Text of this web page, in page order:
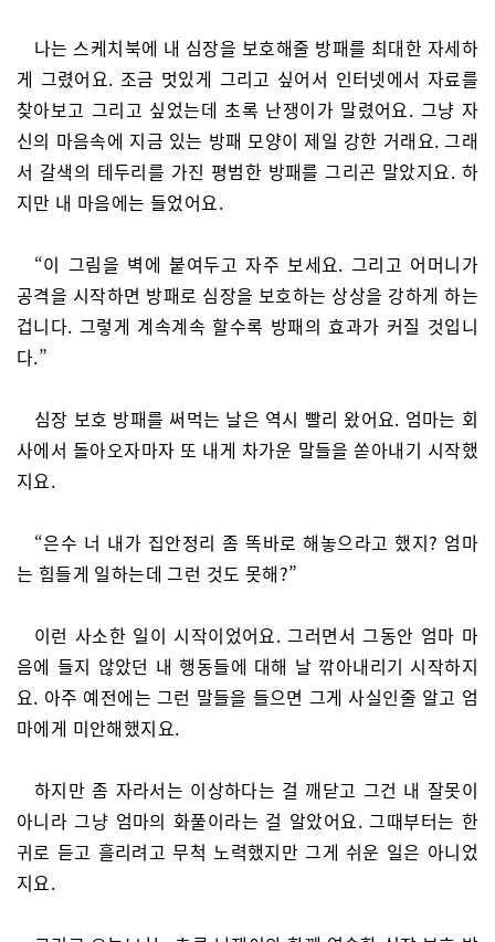
나는 스케치북에 내 심장을 보호해줄 방패를 최대한 자세하
게 그렸어요. 조금 멋있게 그리고 싶어서 인터넷에서 자료를
찾아보고 그리고 싶었는데 초록 난쟁이가 말렸어요. 그냥 자
신의 마음속에 지금 있는 방패 모양이 제일 강한 거래요. 그래
서 갈색의 테두리를 가진 평범한 방패를 그리곤 말았지요. 하
지만 내 마음에는 들었어요.
“이 그림을 벽에 붙여두고 자주 보세요. 그리고 어머니가
공격을 시작하면 방패로 심장을 보호하는 상상을 강하게 하는
겁니다. 그렇게 계속계속 할수록 방패의 효과가 커질 것입니
다.”
심장 보호 방패를 써먹는 날은 역시 빨리 왔어요. 엄마는 회
사에서 돌아오자마자 또 내게 차가운 말들을 쏟아내기 시작했
지요.
“은수 너 내가 집안정리 좀 똑바로 해놓으라고 했지? 엄마
는 힘들게 일하는데 그런 것도 못해?”
이런 사소한 일이 시작이었어요. 그러면서 그동안 엄마 마
음에 들지 않았던 내 행동들에 대해 날 깎아내리기 시작하지
요. 아주 예전에는 그런 말들을 들으면 그게 사실인줄 알고 엄
마에게 미안해했지요.
하지만 좀 자라서는 이상하다는 걸 깨닫고 그건 내 잘못이
아니라 그냥 엄마의 화풀이라는 걸 알았어요. 그때부터는 한
귀로 듣고 흘리려고 무척 노력했지만 그게 쉬운 일은 아니었
지요.